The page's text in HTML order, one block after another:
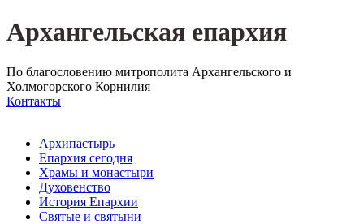
Архангельская епархия
По благословению митрополита Архангельского и
Холмогорского Корнилия
Контакты
Архипастырь
Епархия сегодня
Храмы и монастыри
Духовенство
История Епархии
Святые и святыни